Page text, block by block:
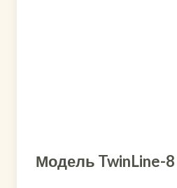
Модель TwinLine-8